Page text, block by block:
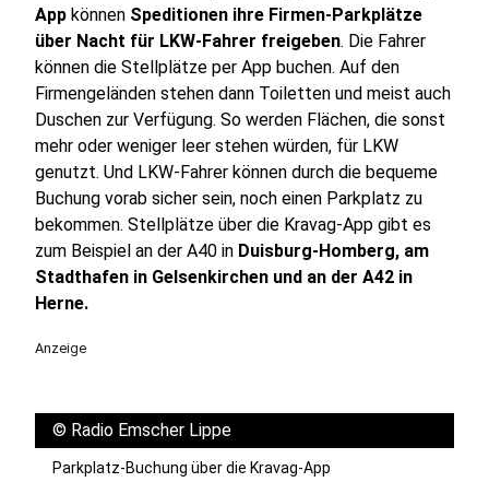
App können Speditionen ihre Firmen-Parkplätze
über Nacht für LKW-Fahrer freigeben. Die Fahrer
können die Stellplätze per App buchen. Auf den
Firmengeländen stehen dann Toiletten und meist auch
Duschen zur Verfügung. So werden Flächen, die sonst
mehr oder weniger leer stehen würden, für LKW
genutzt. Und LKW-Fahrer können durch die bequeme
Buchung vorab sicher sein, noch einen Parkplatz zu
bekommen. Stellplätze über die Kravag-App gibt es
zum Beispiel an der A40 in Duisburg-Homberg, am
Stadthafen in Gelsenkirchen und an der A42 in
Herne.
Anzeige
© Radio Emscher Lippe
Parkplatz-Buchung über die Kravag-App